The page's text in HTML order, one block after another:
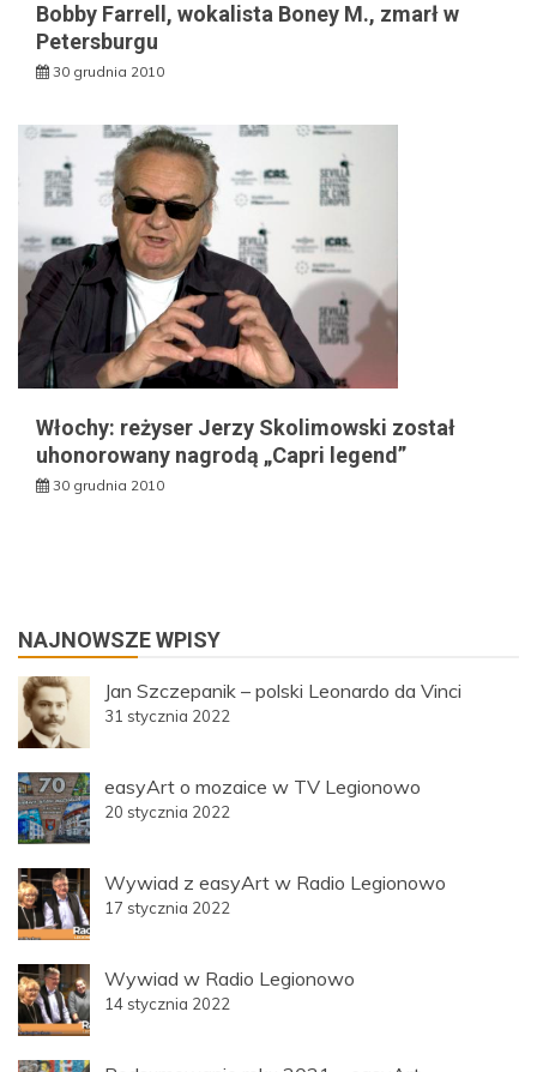
Bobby Farrell, wokalista Boney M., zmarł w
Petersburgu
30 grudnia 2010
Włochy: reżyser Jerzy Skolimowski został
uhonorowany nagrodą „Capri legend”
30 grudnia 2010
NAJNOWSZE WPISY
Jan Szczepanik – polski Leonardo da Vinci
31 stycznia 2022
easyArt o mozaice w TV Legionowo
20 stycznia 2022
Wywiad z easyArt w Radio Legionowo
17 stycznia 2022
Wywiad w Radio Legionowo
14 stycznia 2022